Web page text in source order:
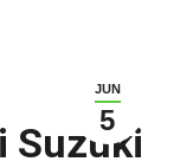
JUN
5
Suzuki